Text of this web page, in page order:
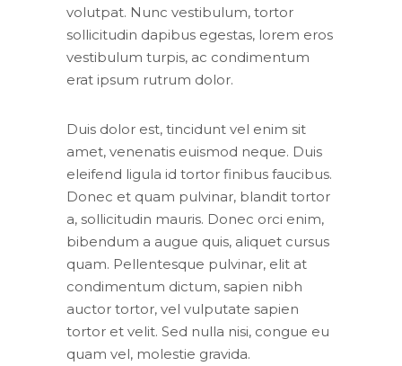
volutpat. Nunc vestibulum, tortor
sollicitudin dapibus egestas, lorem eros
vestibulum turpis, ac condimentum
erat ipsum rutrum dolor.
Duis dolor est, tincidunt vel enim sit
amet, venenatis euismod neque. Duis
eleifend ligula id tortor finibus faucibus.
Donec et quam pulvinar, blandit tortor
a, sollicitudin mauris. Donec orci enim,
bibendum a augue quis, aliquet cursus
quam. Pellentesque pulvinar, elit at
condimentum dictum, sapien nibh
auctor tortor, vel vulputate sapien
tortor et velit. Sed nulla nisi, congue eu
quam vel, molestie gravida.